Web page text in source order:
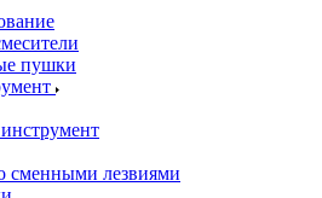
пушки
сменными лезвиями